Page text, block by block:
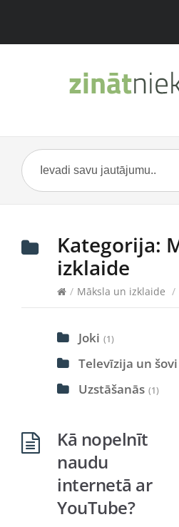
Kategorija:
izklaide
/ Māksla un izklaide /
Joki (1)
Televīzija un šovi
Uzstāšanās (1)
Kā nopelnīt
naudu
internetā ar
YouTube?